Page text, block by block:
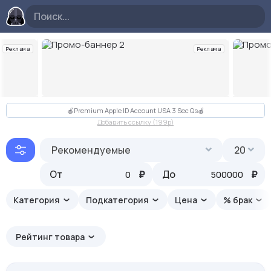
Реклама Реклама
Слайд 2 из 10
🍎Premium Apple ID Account USA 3 Sec Qs🍎
Добавить ссылку (199p)
Рекомендуемые
От
₽ До ₽
20
Категория Подкатегория Цена % брак
Рейтинг товара